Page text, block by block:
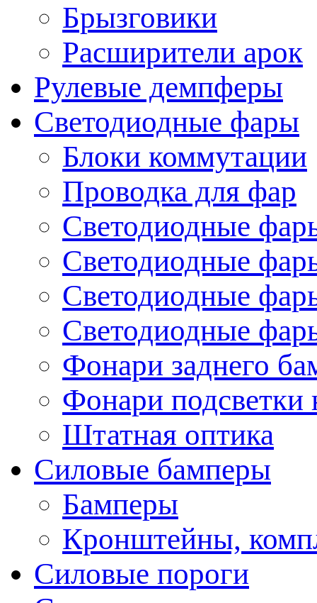
Брызговики
Расширители арок
Рулевые демпферы
Светодиодные фары
Блоки коммутации
Проводка для фар
Светодиодные
Светодиодные
Светодиодные
Светодиодные
Фонари заднего
Фонари подсветки
Штатная оптика
Силовые бамперы
Бамперы
Кронштейны,
Силовые пороги